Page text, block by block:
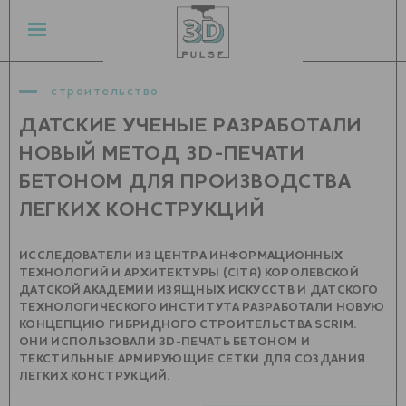
строительство
ДАТСКИЕ УЧЕНЫЕ РАЗРАБОТАЛИ
НОВЫЙ МЕТОД 3D-ПЕЧАТИ
БЕТОНОМ ДЛЯ ПРОИЗВОДСТВА
ЛЕГКИХ КОНСТРУКЦИЙ
ИССЛЕДОВАТЕЛИ ИЗ ЦЕНТРА ИНФОРМАЦИОННЫХ
ТЕХНОЛОГИЙ И АРХИТЕКТУРЫ (CITA) КОРОЛЕВСКОЙ
ДАТСКОЙ АКАДЕМИИ ИЗЯЩНЫХ ИСКУССТВ И ДАТСКОГО
ТЕХНОЛОГИЧЕСКОГО ИНСТИТУТА РАЗРАБОТАЛИ НОВУЮ
КОНЦЕПЦИЮ ГИБРИДНОГО СТРОИТЕЛЬСТВА SCRIM.
ОНИ ИСПОЛЬЗОВАЛИ 3D-ПЕЧАТЬ БЕТОНОМ И
ТЕКСТИЛЬНЫЕ АРМИРУЮЩИЕ СЕТКИ ДЛЯ СОЗДАНИЯ
ЛЕГКИХ КОНСТРУКЦИЙ.